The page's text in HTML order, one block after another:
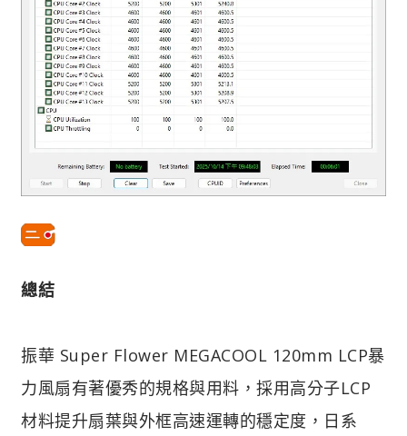
總結
振華 Super Flower MEGACOOL 120mm LCP暴
力風扇有著優秀的規格與用料，採用高分子LCP
材料提升扇葉與外框高速運轉的穩定度，日系